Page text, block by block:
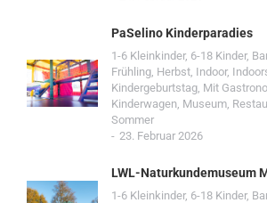
PaSelino Kinderparadies
1-6 Kleinkinder, 6-18 Kinder,
Frühling, Herbst, Indoor,
Kindergeburtstag, Mit
Kinderwagen, Museum,
Sommer
23. Februar 2026
LWL-Naturkundemuseum
1-6 Kleinkinder, 6-18 Kinder,